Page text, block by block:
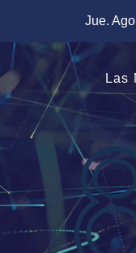
contenido
Jue.
Las